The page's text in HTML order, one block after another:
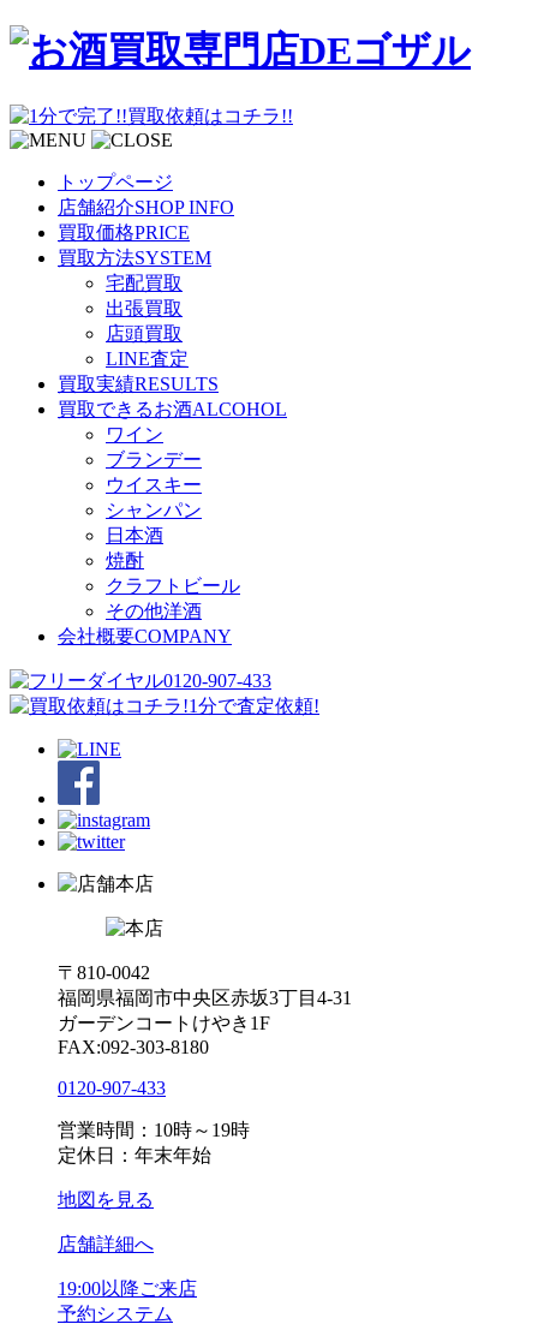
トップページ
店舗紹介SHOP INFO
買取価格PRICE
買取方法SYSTEM
宅配買取
出張買取
店頭買取
LINE査定
買取実績RESULTS
買取できるお酒ALCOHOL
ワイン
ブランデー
ウイスキー
シャンパン
日本酒
焼酎
クラフトビール
その他洋酒
会社概要COMPANY
本店
〒810-0042
福岡県福岡市中央区赤坂3丁目4-31
ガーデンコートけやき1F
FAX:092-303-8180
0120-907-433
営業時間：10時～19時
定休日：年末年始
地図を見る
店舗詳細へ
19:00以降ご来店
予約システム